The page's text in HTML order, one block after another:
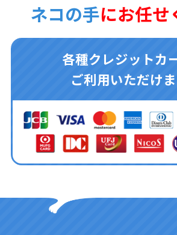
ネコの手にお任せ
各種クレジットカ
ご利用いただけ